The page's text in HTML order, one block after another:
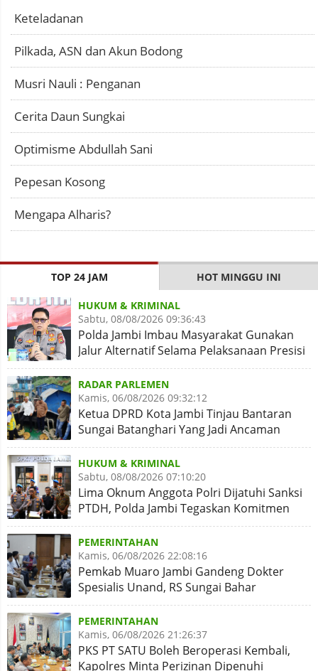
Keteladanan
Pilkada, ASN dan Akun Bodong
Musri Nauli : Penganan
Cerita Daun Sungkai
Optimisme Abdullah Sani
Pepesan Kosong
Mengapa Alharis?
TOP 24 JAM HOT MINGGU INI
HUKUM & KRIMINAL
Sabtu, 08/08/2026 09:36:43
Polda Jambi Imbau Masyarakat Gunakan
Jalur Alternatif Selama Pelaksanaan Presisi
Merdeka Run 2026
RADAR PARLEMEN
Kamis, 06/08/2026 09:32:12
Ketua DPRD Kota Jambi Tinjau Bantaran
Sungai Batanghari Yang Jadi Ancaman
Abrasi
HUKUM & KRIMINAL
Sabtu, 08/08/2026 07:10:20
Lima Oknum Anggota Polri Dijatuhi Sanksi
PTDH, Polda Jambi Tegaskan Komitmen
Penegakan Kode Etik
PEMERINTAHAN
Kamis, 06/08/2026 22:08:16
Pemkab Muaro Jambi Gandeng Dokter
Spesialis Unand, RS Sungai Bahar
Disiapkan Naik Kelas
PEMERINTAHAN
Kamis, 06/08/2026 21:26:37
PKS PT SATU Boleh Beroperasi Kembali,
Kapolres Minta Perizinan Dipenuhi